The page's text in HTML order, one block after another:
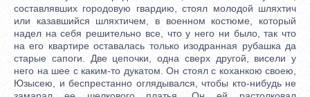
составлявших городовую гвардию, стоял молодой шляхтич
или казавшийся шляхтичем, в военном костюме, который
надел на себя решительно все, что у него ни было, так что
на его квартире оставалась только изодранная рубашка да
старые сапоги. Две цепочки, одна сверх другой, висели у
него на шее с каким-то дукатом. Он стоял с коханкою своею,
Юзысею, и беспрестанно оглядывался, чтобы кто-нибудь не